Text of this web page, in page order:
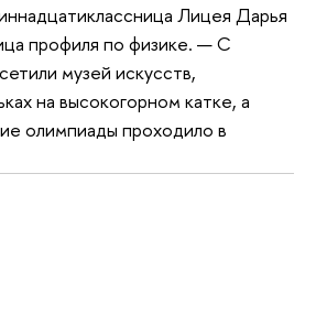
Лицея Дарья
профиля по физике. — С
музей искусств,
на высокогорном катке, а
олимпиады проходило в